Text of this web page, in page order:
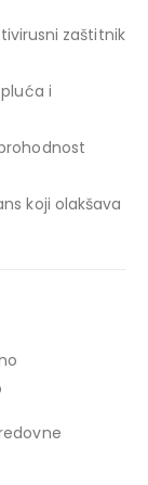
zaštitnik
i
koji olakšava